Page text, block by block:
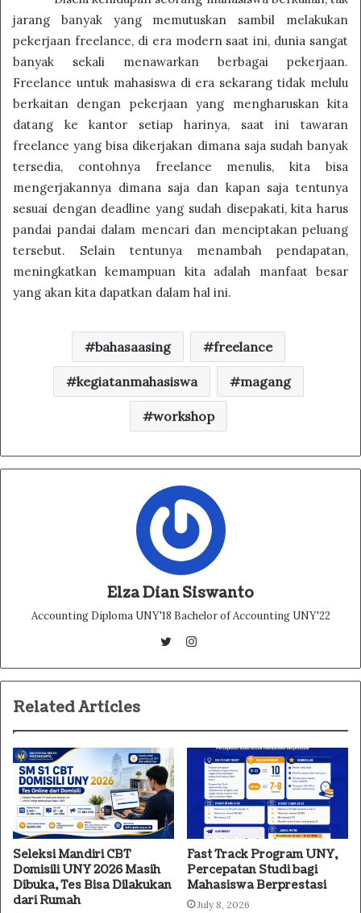
jarang banyak yang memutuskan sambil melakukan
pekerjaan freelance, di era modern saat ini, dunia sangat
banyak sekali menawarkan berbagai pekerjaan.
Freelance untuk mahasiswa di era sekarang tidak melulu
berkaitan dengan pekerjaan yang mengharuskan kita
datang ke kantor setiap harinya, saat ini tawaran
freelance yang bisa dikerjakan dimana saja sudah banyak
tersedia, contohnya freelance menulis, kita bisa
mengerjakannya dimana saja dan kapan saja tentunya
sesuai dengan deadline yang sudah disepakati, kita harus
pandai pandai dalam mencari dan menciptakan peluang
tersebut. Selain tentunya menambah pendapatan,
meningkatkan kemampuan kita adalah manfaat besar
yang akan kita dapatkan dalam hal ini.
bahasaasing freelance
kegiatanmahasiswa magang
workshop
Elza Dian Siswanto
Accounting Diploma UNY'18 Bachelor of Accounting UNY'22
Instagram
Related Articles
Seleksi Mandiri CBT
Domisili UNY 2026 Masih
Dibuka, Tes Bisa Dilakukan
dari Rumah
Fast Track Program UNY,
Percepatan Studi bagi
Mahasiswa Berprestasi
July 8, 2026